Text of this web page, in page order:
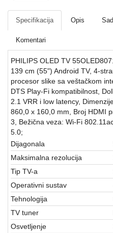
Fotoaparati
i
kamere
Kućni
aparati
Software
kategorije
Specifikacija Opis
Komentari
PHILIPS OLED TV
139 cm (55") Android TV, 4-
procesor slike sa veštačkom
DTS Play-Fi kompatibilnost,
2.1 VRR i low latency,
860,0 x 160,0 mm, Broj HDMI
3, Bežična veza: Wi-Fi
5.0;
Dijagonala
Maksimalna rezolucija
Tip TV-a
Operativni sustav
Tehnologija
TV tuner
Osvetljenje